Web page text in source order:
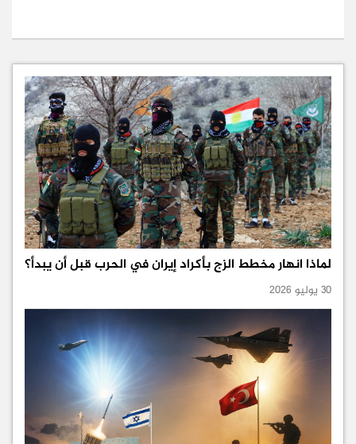
لماذا انهار مخطط الزج بأكراد إيران في الحرب قبل أن يبدأ؟
30 يوليو 2026